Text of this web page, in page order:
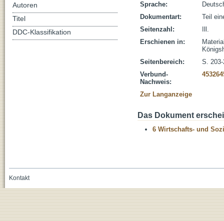
Sprache:
Dokumentart:
Teil
Seitenzahl:
Ill.
Erschienen in:
Seitenbereich:
S.
Verbund-
Nachweis:
Zur Langanzeige
Das Dokument
6 Wirtschafts- und
Autoren
Titel
DDC-Klassifikation
Kontakt